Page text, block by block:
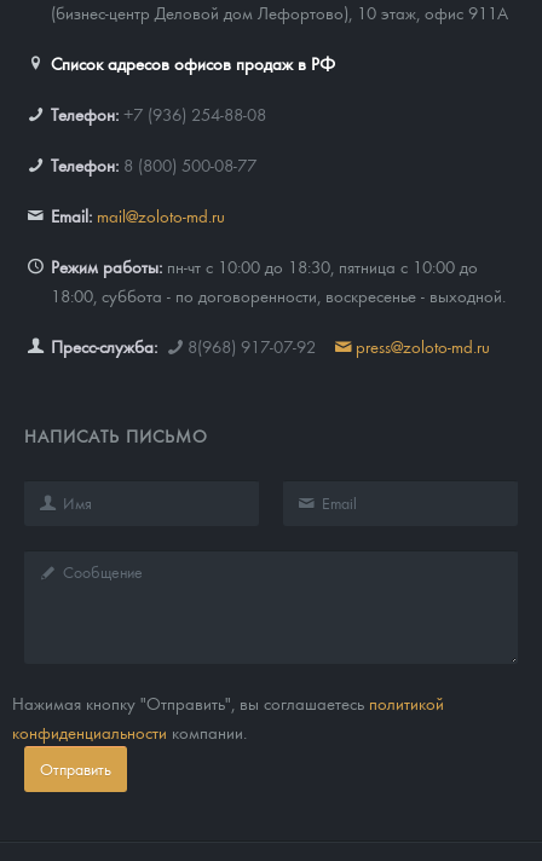
(бизнес-центр Деловой дом Лефортово), 10 этаж, офис 911А
Список адресов офисов продаж в РФ
Телефон: +7 (936) 254-88-08
Телефон: 8 (800) 500-08-77
Email: mail@zoloto-md.ru
Режим работы: пн-чт с 10:00 до 18:30, пятница с 10:00 до
18:00, суббота - по договоренности, воскресенье - выходной.
Пресс-служба: 8(968) 917-07-92 press@zoloto-md.ru
НАПИСАТЬ ПИСЬМО
Нажимая кнопку "Отправить", вы соглашаетесь политикой
конфиденциальности компании.
Отправить